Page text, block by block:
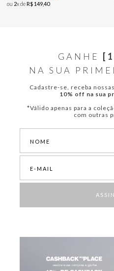
ou 2x deR$ 14940
GANHE
NA SUA
Cadastre-se, receba
10% off na sua
*Válido apenas para a
com outras